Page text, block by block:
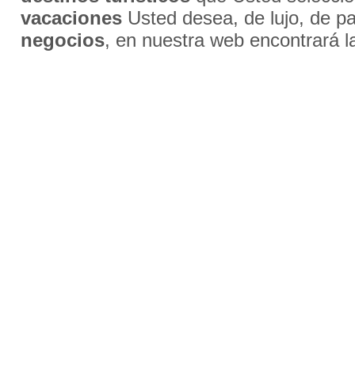
vacacionesUsted desea, de lujo, de
negocios, en nuestra web encontrará